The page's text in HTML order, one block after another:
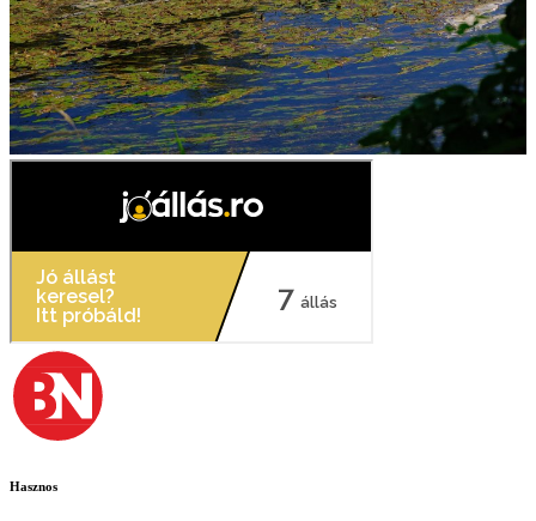
Hasznos